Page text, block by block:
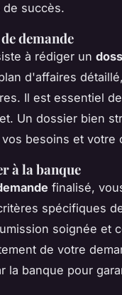
de succès.
demande
à rédiger un
d'affaires
Il est essentiel
Un dossier bien
besoins et votre
à la banque
finalisé,
spécifiques
soignée et
de votre
la banque pour